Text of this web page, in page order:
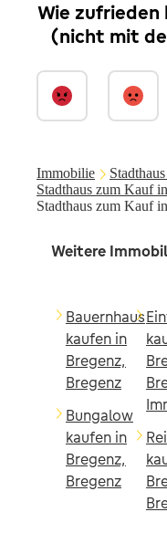
Wie
(nicht mit
Immobilie
Stadthaus zum Kauf
Stadthaus zum Kauf
Weitere
Bauernhaus
kaufen in
Bregenz,
Bregenz
Bungalow
kaufen in
Bregenz,
Bregenz